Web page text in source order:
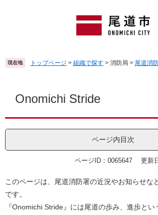
頭
で
飛
ば
現在地 トップページ > 組織で探す > 消防局 > 尾道消
Onomichi Stride
ページ内目次
ページID：0065647 更新
このページは、尾道消防署の近況やお知らせな
です。
『Onomichi Stride』には尾道の歩み、進歩とい